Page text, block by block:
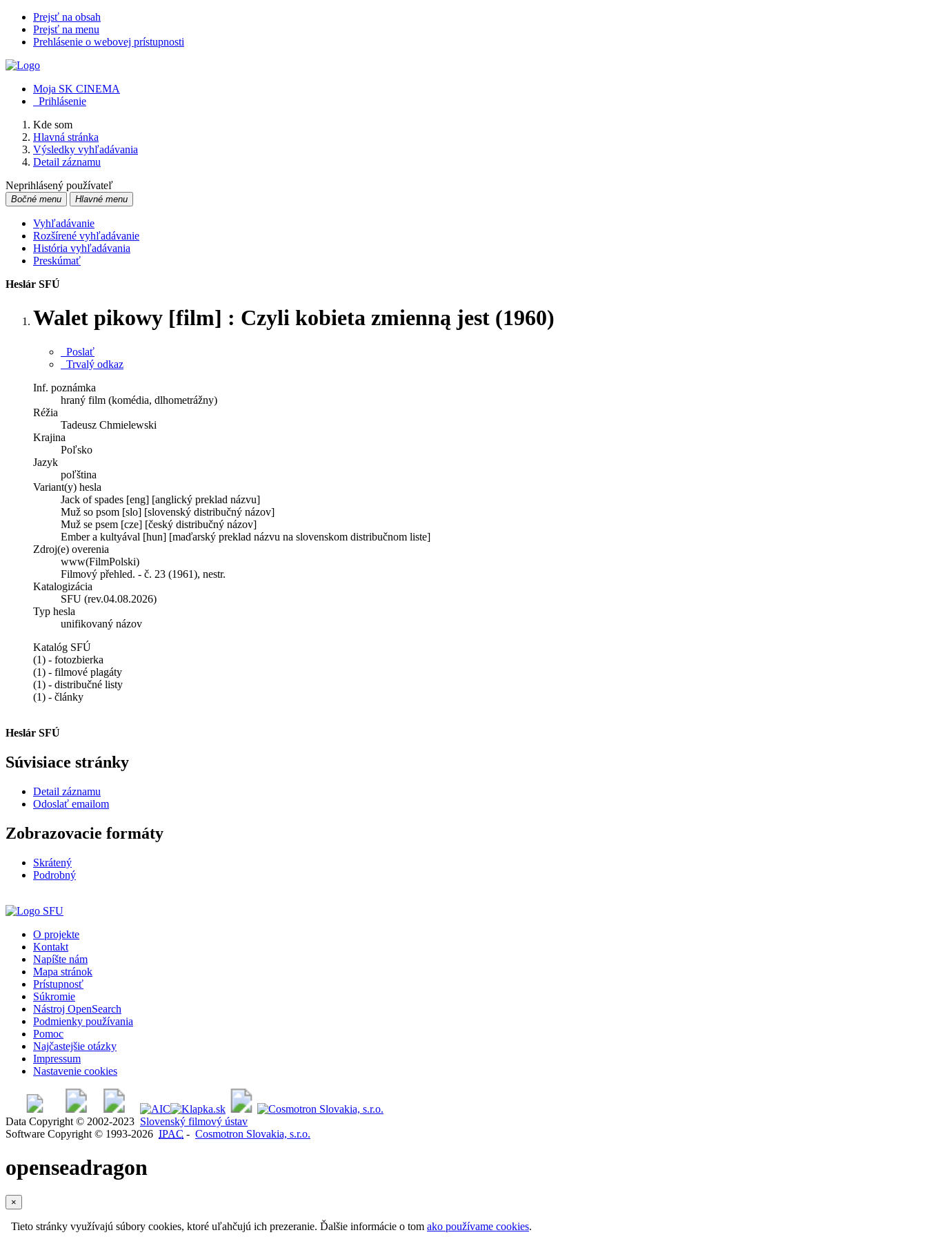
Prejsť na obsah
Prejsť na menu
Prehlásenie o webovej prístupnosti
Moja SK CINEMA
Prihlásenie
Kde som
Hlavná stránka
Výsledky vyhľadávania
Detail záznamu
Neprihlásený používateľ
Bočné menu Hlavné menu
Vyhľadávanie
Rozšírené vyhľadávanie
História vyhľadávania
Preskúmať
Heslár SFÚ
Walet pikowy [film] : Czyli kobieta zmienną jest (1960)
Poslať
Trvalý odkaz
Inf. poznámka
hraný film (komédia, dlhometrážny)
Réžia
Tadeusz Chmielewski
Krajina
Poľsko
Jazyk
poľština
Variant(y) hesla
Jack of spades [eng] [anglický preklad názvu]
Muž so psom [slo] [slovenský distribučný názov]
Muž se psem [cze] [český distribučný názov]
Ember a kultyával [hun] [maďarský preklad názvu na slovenskom distribučnom liste]
Zdroj(e) overenia
www(FilmPolski)
Filmový přehled. - č. 23 (1961), nestr.
Katalogizácia
SFU (rev.04.08.2026)
Typ hesla
unifikovaný názov
Katalóg SFÚ
(1) - fotozbierka
(1) - filmové plagáty
(1) - distribučné listy
(1) - články
Heslár SFÚ
Súvisiace stránky
Detail záznamu
Odoslať emailom
Zobrazovacie formáty
Skrátený
Podrobný
O projekte
Kontakt
Napíšte nám
Mapa stránok
Prístupnosť
Súkromie
Nástroj OpenSearch
Podmienky používania
Pomoc
Najčastejšie otázky
Impressum
Nastavenie cookies
Data Copyright © 2002-2023 Slovenský filmový ústav
Software Copyright © 1993-2026 IPAC - Cosmotron Slovakia, s.r.o.
openseadragon
×
Tieto stránky využívajú súbory cookies, ktoré uľahčujú ich prezeranie. Ďalšie informácie o tom ako používame cookies.